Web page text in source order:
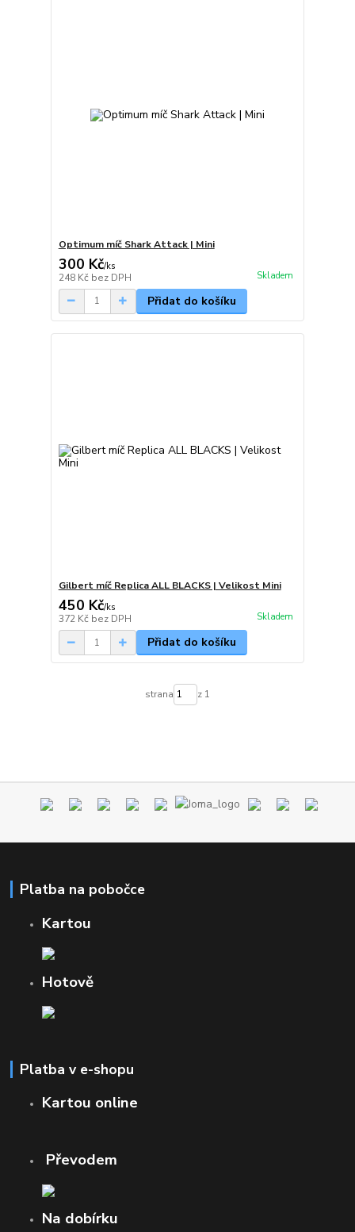
Optimum míč Shark Attack | Mini
300 Kč/ks
248 Kč bez DPH Skladem
Přidat do košíku
Gilbert míč Replica ALL BLACKS | Velikost Mini
450 Kč/ks
372 Kč bez DPH Skladem
Přidat do košíku
strana z 1
Platba na pobočce
Kartou
Hotově
Platba v e-shopu
Kartou online
Převodem
Na dobírku